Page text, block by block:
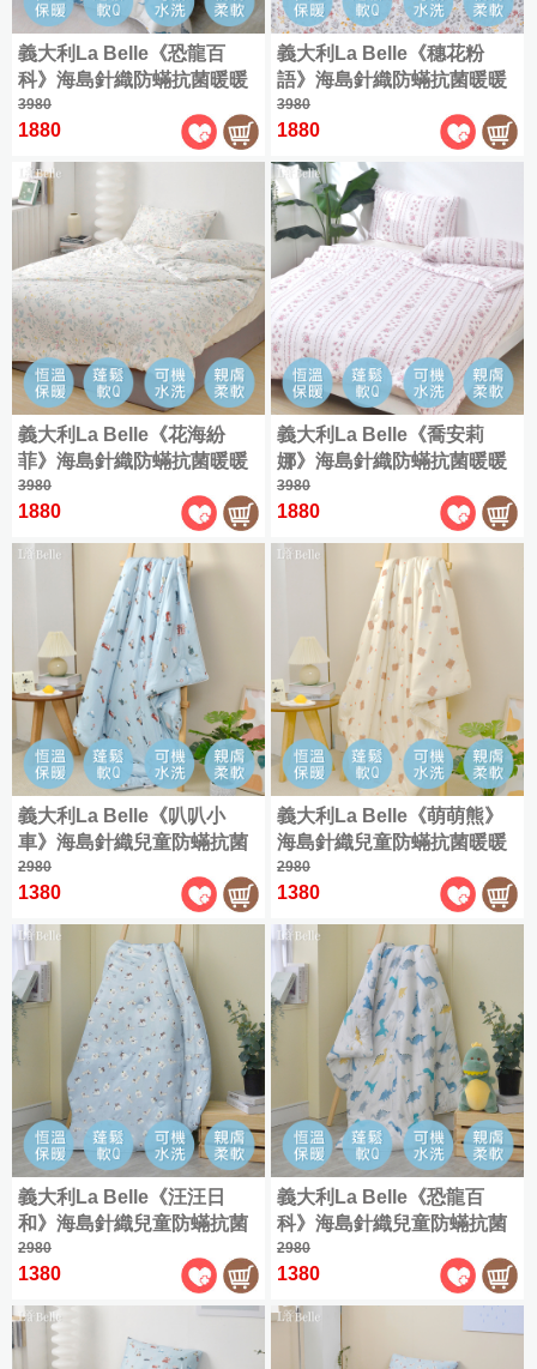
單
人
包
人
(150x186cm)
加
大
(180x186cm)
特
大
(180x210cm)
床
套
組
800
織
商
品
|
單
人
包
雙
人
被
加
(180x186cm)
特
大
(180x210cm)
|
授
權
天
絲
|
枕
套
組
兩
用
被
|
被
套
套
800
織
典
藏
天
|
兩
被
床
包
組
|
800
織
典
藏
尺
商
品
|
雙
人
(150x186cm)
加
大
(180x186cm)
(180x210cm)
1000
織
天
絲
|
兩
用
床
|
1000
織
天
絲
全
尺
寸
商
(150x186cm)
加
大
(180x186cm)
特
大
(180x210cm)
天
絲
棉
薄
被
套
床
組
純
棉
簡
約
兩
用
被
床
包
組
棉
絲
|
簡
約
素
色
天
緹
花
天
義大利La Belle《恐龍百
科》海島針織防蟎抗菌暖暖
被150*195CM
3980
1880
義大利La Belle《穗花粉
語》海島針織防蟎抗菌暖暖
被150*195CM
3980
1880
義大利La Belle《花海紛
菲》海島針織防蟎抗菌暖暖
被150*195CM
3980
1880
義大利La Belle《喬安莉
娜》海島針織防蟎抗菌暖暖
被150*195CM
3980
1880
義大利La Belle《叭叭小
車》海島針織兒童防蟎抗菌
暖暖被105*135CM
2980
1380
義大利La Belle《萌萌熊》
海島針織兒童防蟎抗菌暖暖
被105*135CM
2980
1380
義大利La Belle《汪汪日
和》海島針織兒童防蟎抗菌
暖暖被105*135CM
2980
1380
義大利La Belle《恐龍百
科》海島針織兒童防蟎抗菌
暖暖被105*135CM
2980
1380